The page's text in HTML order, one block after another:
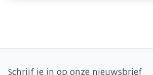
Schrijf je in op onze nieuwsbrief